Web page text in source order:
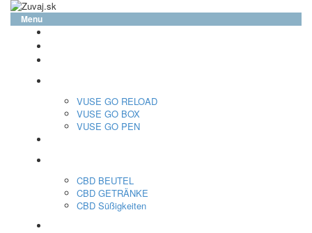
Menu
VUSE GO RELOAD
VUSE GO BOX
VUSE GO PEN
CBD BEUTEL
CBD GETRÄNKE
CBD Süßigkeiten